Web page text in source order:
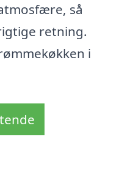
så
retning.
i